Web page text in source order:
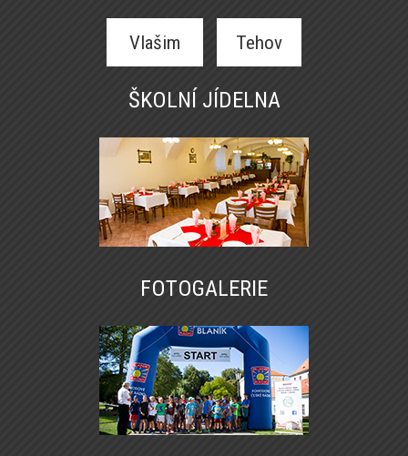
Vlašim Tehov
ŠKOLNÍ JÍDELNA
FOTOGALERIE